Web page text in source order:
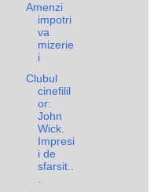
Amenzi
impotri
va
mizerie
i
Clubul
cinefilil
or:
John
Wick.
Impresi
i de
sfarsit..